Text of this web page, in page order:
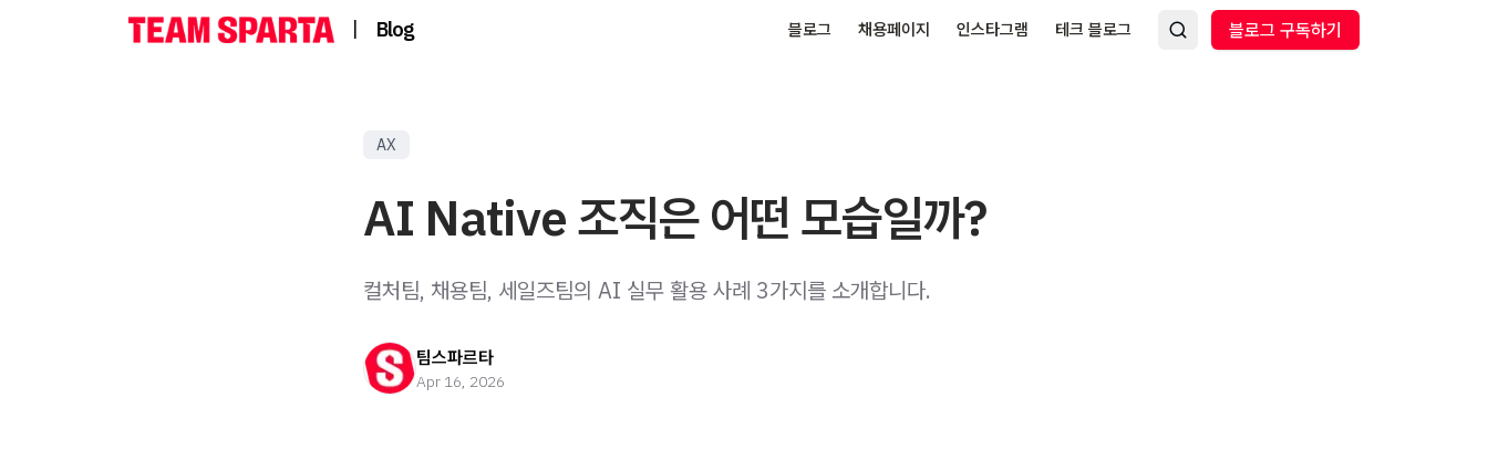
| Blog 블로그 채용페이지 인스타그램 테크 블로그 블로그 구독하기
AX
AI Native 조직은 어떤 모습일까?
컬처팀, 채용팀, 세일즈팀의 AI 실무 활용 사례 3가지를 소개합니다.
팀스파르타
Apr 16, 2026